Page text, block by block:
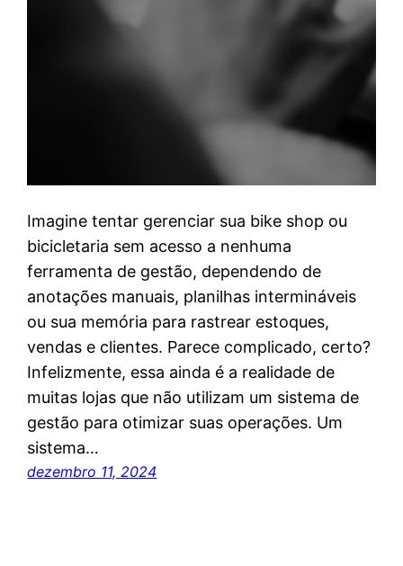
Imagine tentar gerenciar sua bike shop ou
bicicletaria sem acesso a nenhuma
ferramenta de gestão, dependendo de
anotações manuais, planilhas intermináveis
ou sua memória para rastrear estoques,
vendas e clientes. Parece complicado, certo?
Infelizmente, essa ainda é a realidade de
muitas lojas que não utilizam um sistema de
gestão para otimizar suas operações. Um
sistema…
dezembro 11, 2024